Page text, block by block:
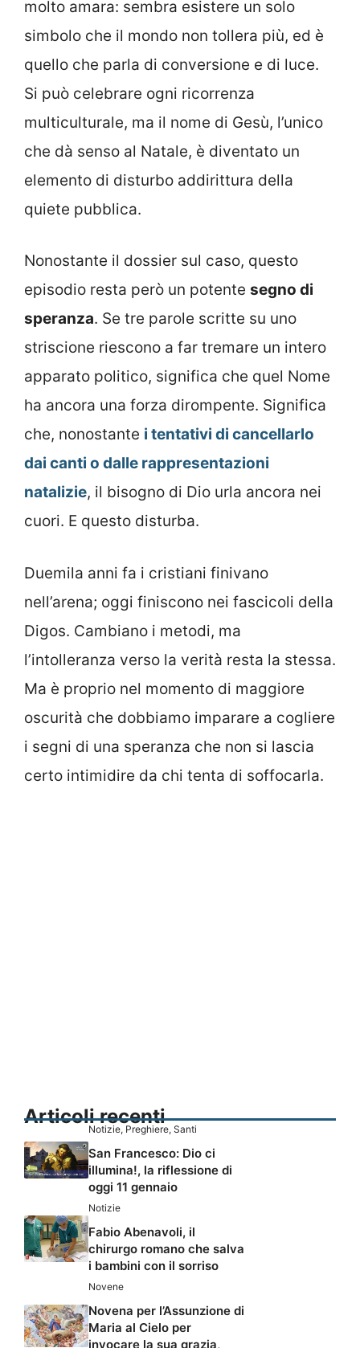
molto amara: sembra esistere un solo
simbolo che il mondo non tollera più, ed è
quello che parla di conversione e di luce.
Si può celebrare ogni ricorrenza
multiculturale, ma il nome di Gesù, l’unico
che dà senso al Natale, è diventato un
elemento di disturbo addirittura della
quiete pubblica.
Nonostante il dossier sul caso, questo
episodio resta però un potente segno di
speranza. Se tre parole scritte su uno
striscione riescono a far tremare un intero
apparato politico, significa che quel Nome
ha ancora una forza dirompente. Significa
che, nonostante i tentativi di cancellarlo
dai canti o dalle rappresentazioni
natalizie, il bisogno di Dio urla ancora nei
cuori. E questo disturba.
Duemila anni fa i cristiani finivano
nell’arena; oggi finiscono nei fascicoli della
Digos. Cambiano i metodi, ma
l’intolleranza verso la verità resta la stessa.
Ma è proprio nel momento di maggiore
oscurità che dobbiamo imparare a cogliere
i segni di una speranza che non si lascia
certo intimidire da chi tenta di soffocarla.
Articoli recenti
Notizie, Preghiere, Santi
San Francesco: Dio ci
illumina!, la riflessione di
oggi 11 gennaio
Notizie
Fabio Abenavoli, il
chirurgo romano che salva
i bambini con il sorriso
Novene
Novena per l’Assunzione di
Maria al Cielo per
invocare la sua grazia,